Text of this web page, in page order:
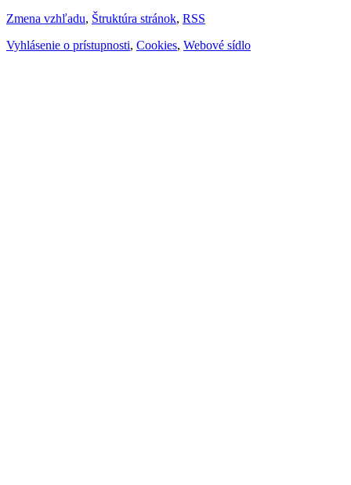
Zmena vzhľadu, Štruktúra stránok, RSS
Vyhlásenie o prístupnosti, Cookies, Webové sídlo